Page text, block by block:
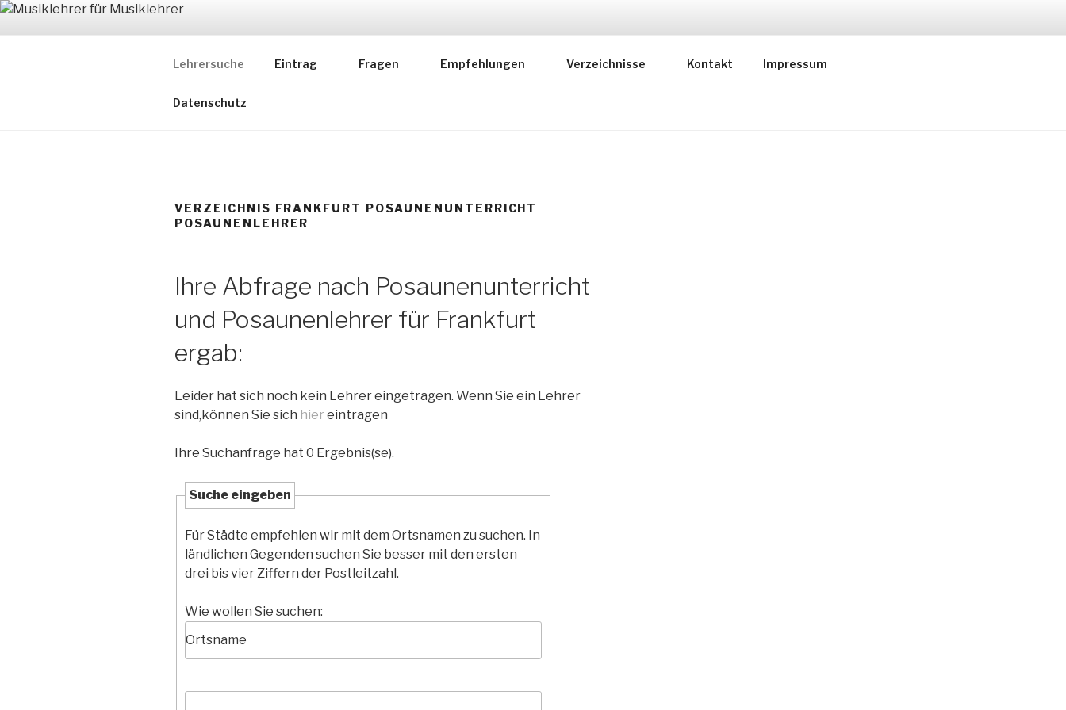
Zum
MUSIKLEHRER FÜR MUSIKLEHRER
Lehrersuche Eintrag Fragen Empfehlungen Verzeichnisse Kontakt Impressum
Datenschutz
VERZEICHNIS FRANKFURT POSAUNENUNTERRICHT
POSAUNENLEHRER
Ihre Abfrage nach Posaunenunterricht
und Posaunenlehrer für Frankfurt
ergab:
Leider hat sich noch kein Lehrer eingetragen. Wenn Sie ein Lehrer
sind,können Sie sich hier eintragen
Ihre Suchanfrage hat 0 Ergebnis(se).
Suche eingeben
Für Städte empfehlen wir mit dem Ortsnamen zu suchen. In
ländlichen Gegenden suchen Sie besser mit den ersten
drei bis vier Ziffern der Postleitzahl.
Wie wollen Sie suchen: